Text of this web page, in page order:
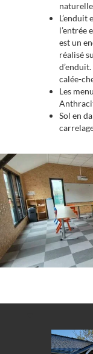
L’enduit
l’entrée
est un
réalisé
calée-
Les
Sol en